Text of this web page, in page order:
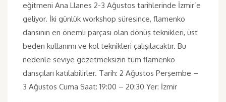
eğitmeni Ana Llanes 2-3 Ağustos tarihlerinde İzmir’e
geliyor. İki günlük workshop süresince, flamenko
dansının en önemli parçası olan dönüş teknikleri, üst
beden kullanımı ve kol teknikleri çalışılacaktır. Bu
nedenle seviye gözetmeksizin tüm flamenko
dansçıları katılabilirler. Tarih: 2 Ağustos Perşembe –
3 Ağustos Cuma Saat: 19:00 – 20:30 Yer: İzmir